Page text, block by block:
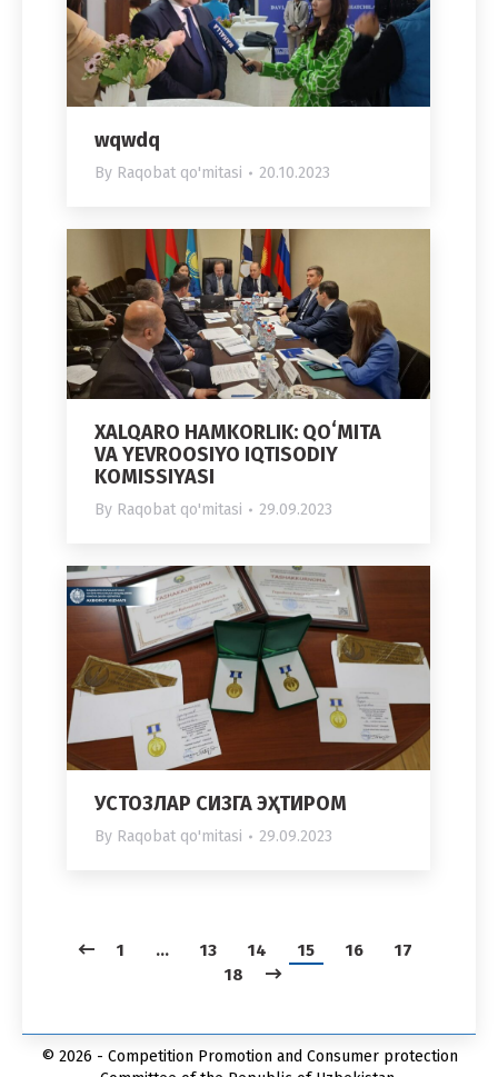
wqwdq
By Raqobat qo'mitasi 20.10.2023
XALQARO HAMKORLIK: QOʻMITA
VA YEVROOSIYO IQTISODIY
KOMISSIYASI
By Raqobat qo'mitasi 29.09.2023
УСТОЗЛАР СИЗГА ЭҲТИРОМ
By Raqobat qo'mitasi 29.09.2023
1 … 13 14 15 16
17
18
© 2026 - Competition Promotion and Сonsumer protection